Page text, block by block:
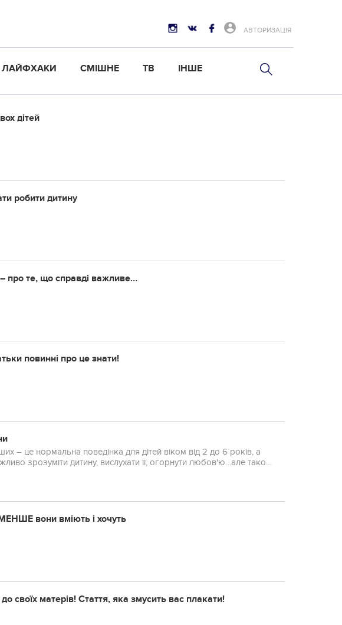
АВТОРИЗАЦІЯ
ЛАЙФХАКИ СМІШНЕ ТВ ІНШЕ
дітей
робити дитину
про те, що справді важливе…
повинні про це знати!
– це нормальна поведінка для дітей віком від 2 до 6 років, а
зрозуміти дитину, вислухати її, огорнути любов'ю…але також
щ...
вони вміють і хочуть
своїх матерів! Стаття, яка змусить вас плакати!